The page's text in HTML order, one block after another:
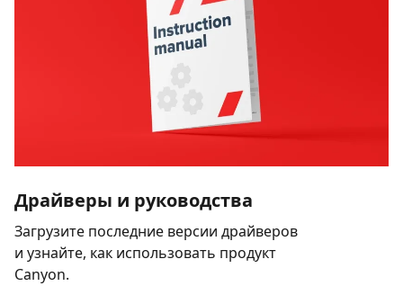
Драйверы и руководства
Загрузите последние версии драйверов
и узнайте, как использовать продукт
Canyon.